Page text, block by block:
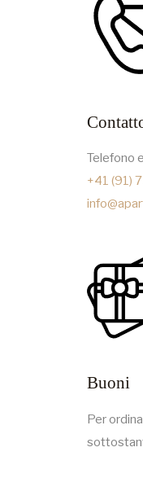
Telefono
+41 (91)
Buoni
Per